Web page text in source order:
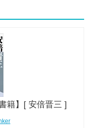
籍】[ 安倍晋三 ]